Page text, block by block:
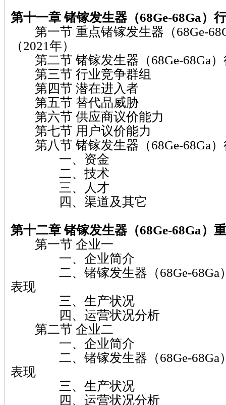
第十一章 锗镓发生器（68Ge-68Ga）
第一节 重点锗镓发生器（68Ge-
（2021年）
第二节 锗镓发生器（68Ge-68Ga）
第三节 行业竞争群组
第四节 潜在进入者
第五节 替代品威胁
第六节 供应商议价能力
第七节 用户议价能力
第八节 锗镓发生器（68Ge-68Ga）
一、资金
二、技术
三、人才
四、渠道及其它
第十二章 锗镓发生器（68Ge-68Ga）
第一节 企业一
一、企业简介
二、锗镓发生器（68Ge-68Ga）
表现
三、生产状况
四、运营状况分析
第二节 企业二
一、企业简介
二、锗镓发生器（68Ge-68Ga）
表现
三、生产状况
四、运营状况分析